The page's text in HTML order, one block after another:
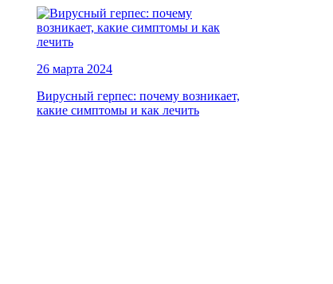
26 марта 2024
Вирусный герпес: почему возникает,
какие симптомы и как лечить